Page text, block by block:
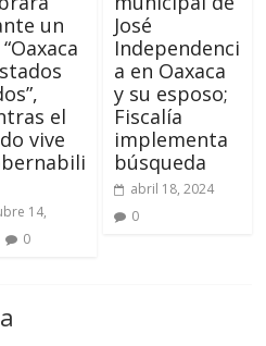
un
el
vive
14,
0
José
Independenci
a en Oaxaca
y su esposo;
Fiscalía
implementa
búsqueda
abril 18, 2024
0